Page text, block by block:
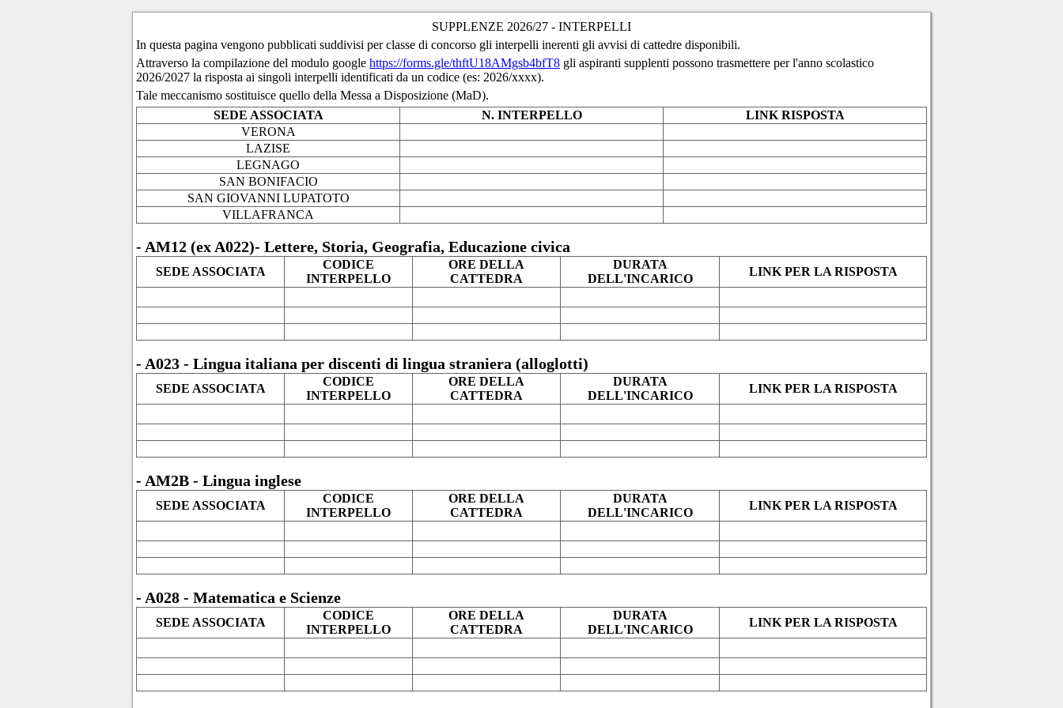
SUPPLENZE 2026/27 - INTERPELLI
In questa pagina vengono pubblicati suddivisi per classe di concorso gli interpelli inerenti gli avvisi di cattedre disponibili.
Attraverso la compilazione del modulo google https://forms.gle/thftU18AMgsb4bfT8 gli aspiranti supplenti possono trasmettere per l'anno scolastico
2026/2027 la risposta ai singoli interpelli identificati da un codice (es: 2026/xxxx).
Tale meccanismo sostituisce quello della Messa a Disposizione (MaD).
SEDE ASSOCIATA
N. INTERPELLO
LINK RISPOSTA
VERONA
LAZISE
LEGNAGO
SAN BONIFACIO
SAN GIOVANNI LUPATOTO
VILLAFRANCA
- AM12 (ex A022)- Lettere, Storia, Geografia, Educazione civica
SEDE ASSOCIATA
CODICE
INTERPELLO
ORE DELLA
CATTEDRA
DURATA
DELL'INCARICO
LINK PER LA RISPOSTA
- A023 - Lingua italiana per discenti di lingua straniera (alloglotti)
SEDE ASSOCIATA
CODICE
INTERPELLO
ORE DELLA
CATTEDRA
DURATA
DELL'INCARICO
LINK PER LA RISPOSTA
- AM2B - Lingua inglese
SEDE ASSOCIATA
CODICE
INTERPELLO
ORE DELLA
CATTEDRA
DURATA
DELL'INCARICO
LINK PER LA RISPOSTA
- A028 - Matematica e Scienze
SEDE ASSOCIATA
CODICE
INTERPELLO
ORE DELLA
CATTEDRA
DURATA
DELL'INCARICO
LINK PER LA RISPOSTA